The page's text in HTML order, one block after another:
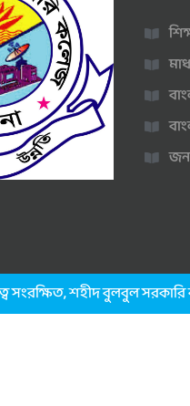
সংরক্ষিত, শহীদ বুলবুল